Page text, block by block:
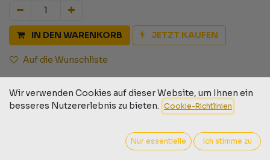
IN DEN WARENKORB JETZT KAUFEN
Auf die Wunschliste
30-Tage-Geld-zurück-Garantie
Versand: 2-3 Geschäftstage
Wir verwenden Cookies auf dieser Website, um Ihnen ein
besseres Nutzererlebnis zu bieten. Cookie-Richtlinien
Nur essentielle Ich stimme zu